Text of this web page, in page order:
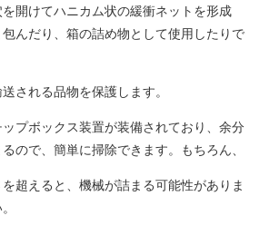
開けてハニカム状の緩衝ネットを形成
んだり、箱の詰め物として使用したりで
される品物を保護します。
プボックス装置が装備されており、余分
ので、簡単に掃除できます。もちろん、
超えると、機械が詰まる可能性がありま